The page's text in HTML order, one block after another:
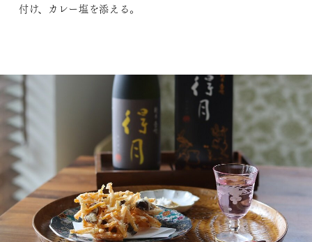
付け、カレー塩を添える。